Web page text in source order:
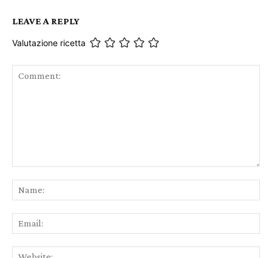
LEAVE A REPLY
Valutazione ricetta